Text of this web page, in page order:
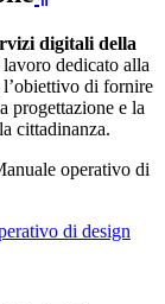
digitali della
dedicato alla
di fornire
progettazione e la
cittadinanza.
operativo di
di design